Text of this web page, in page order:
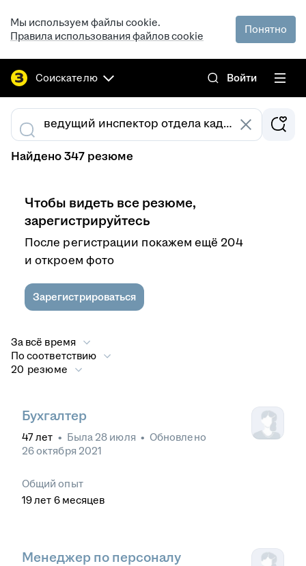
Мы используем файлы cookie.
Правила использования файлов cookie
Понятно
Соискателю Войти
Найдено 347 резюме
Чтобы видеть все резюме,
зарегистрируйтесь
После регистрации покажем ещё 204
и откроем фото
Зарегистрироваться
За всё время
По соответствию
20 резюме
Бухгалтер
47лет • Была 28 июля • Обновлено
26 октября 2021
Общий опыт
19лет 6 месяцев
Менеджер по персоналу